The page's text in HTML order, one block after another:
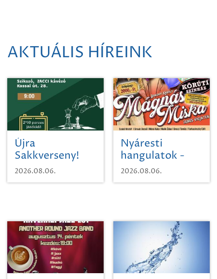
AKTUÁLIS HÍREINK
Újra
Sakkverseny!
2026.08.06.
Nyáresti
hangulatok -
Mágnás Miska
2026.08.06.